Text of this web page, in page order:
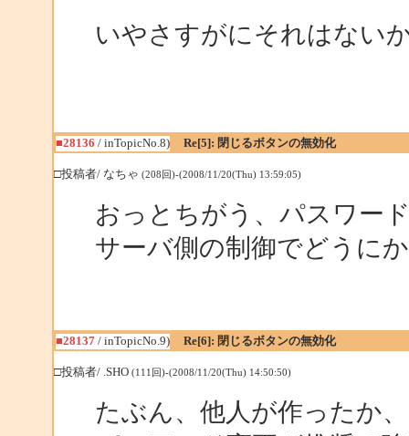
いやさすがにそれはない
■28136 / inTopicNo.8) Re[5]: 閉じるボタンの無効化
□投稿者/ なちゃ (208回)-(2008/11/20(Thu) 13:59:05)
おっとちがう、パスワー
サーバ側の制御でどうに
■28137/ inTopicNo.9) Re[6]: 閉じるボタンの無効化
□投稿者/ .SHO (111回)-(2008/11/20(Thu) 14:50:50)
たぶん、他人が作ったか